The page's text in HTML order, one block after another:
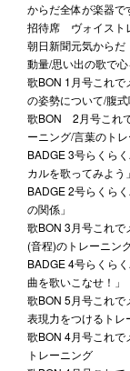
からだ全体が楽器で
招待席 ヴォイスト
朝日新聞元気からだ
動量/思い出の歌で
歌BON 1月号これで
の姿勢について/腹
歌BON 2月号これ
ーニング/言葉のト
BADGE 3号らくら
カルを歌ってみよう」
BADGE 2号らくら
の関係」
歌BON 3月号これで
(音程)のトレーニン
BADGE 4号らくら
曲を歌いこなせ！」
歌BON 5月号これで
表現力をつけるトレ
歌BON 4月号これで
トレーニング